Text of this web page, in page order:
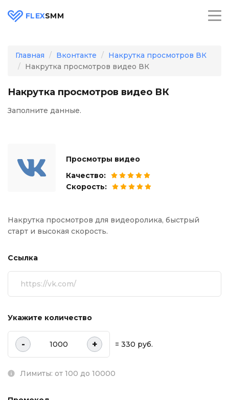
FLEXSMM
Главная Вконтакте
Накрутка просмотров ВК
Накрутка просмотров видео ВК
Накрутка просмотров видео ВК
Заполните данные.
Просмотры видео
Качество:
Скорость:
Накрутка просмотров для видеоролика, быстрый
старт и высокая скорость.
Ссылка
Укажите количество
- + = 330 руб.
Лимиты: от 100 до 10000